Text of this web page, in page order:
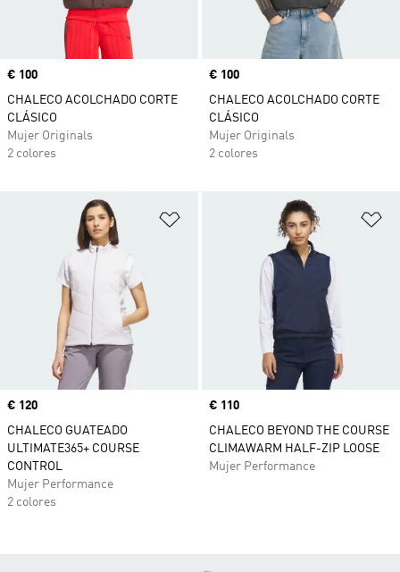
Precio
€ 100
CHALECO ACOLCHADO CORTE
CLÁSICO
Mujer Originals
2 colores
Precio
€ 100
CHALECO ACOLCHADO CORTE
CLÁSICO
Mujer Originals
2 colores
Añadir a la lista de deseos
Precio
€ 120
CHALECO GUATEADO
ULTIMATE365+ COURSE
CONTROL
Mujer Performance
2 colores
Precio
€ 110
CHALECO BEYOND THE COURSE
CLIMAWARM HALF-ZIP LOOSE
Mujer Performance